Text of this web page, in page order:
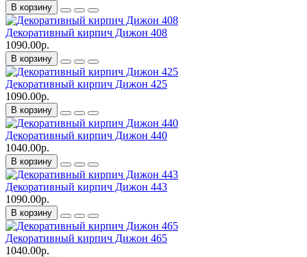
В корзину
Декоративный кирпич Дижон 408
1090.00р.
В корзину
Декоративный кирпич Дижон 425
1090.00р.
В корзину
Декоративный кирпич Дижон 440
1040.00р.
В корзину
Декоративный кирпич Дижон 443
1090.00р.
В корзину
Декоративный кирпич Дижон 465
1040.00р.